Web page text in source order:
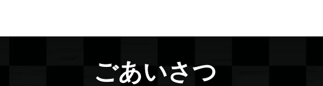
ごあいさつ